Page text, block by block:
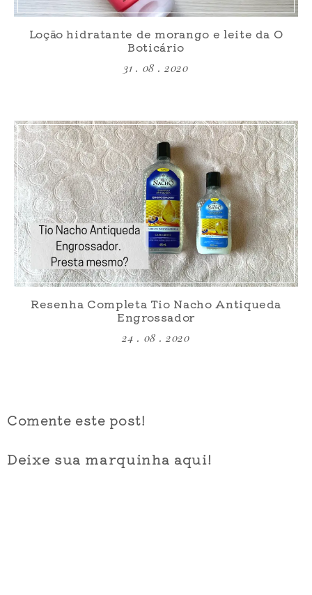
Loção hidratante de morango e leite da O
Boticário
31 . 08 . 2020
Resenha Completa Tio Nacho Antiqueda
Engrossador
24 . 08 . 2020
Comente este post!
Deixe sua marquinha aqui!